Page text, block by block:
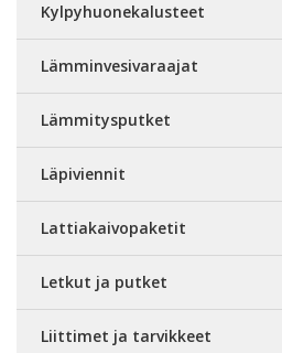
Kylpyhuonekalusteet
Lämminvesivaraajat
Lämmitysputket
Läpiviennit
Lattiakaivopaketit
Letkut ja putket
Liittimet ja tarvikkeet